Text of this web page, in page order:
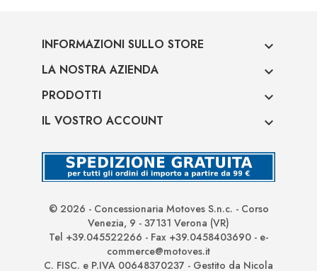
INFORMAZIONI SULLO STORE 
LA NOSTRA AZIENDA 
PRODOTTI 
IL VOSTRO ACCOUNT 
© 2026 - Concessionaria Motoves S.n.c. - Corso
Venezia, 9 - 37131 Verona (VR)
Tel +39.045522266 - Fax +39.0458403690 - e-
commerce@motoves.it
C. FISC. e P.IVA 00648370237 - Gestito da Nicola